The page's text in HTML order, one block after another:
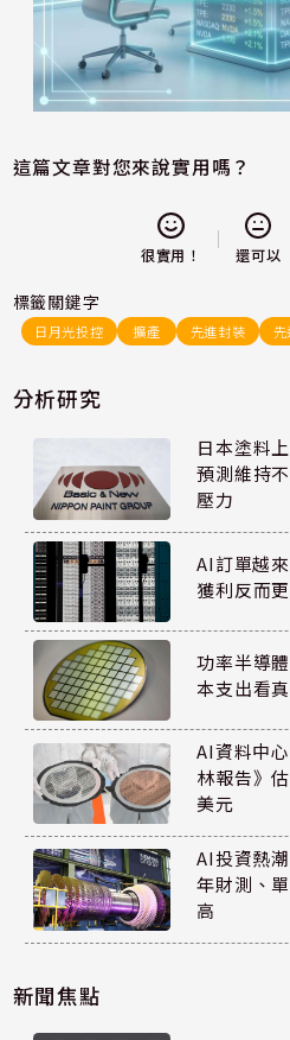
這篇文章對您來說實用嗎？
很實用！ 還可以
標籤關鍵字
日月光投控 擴產 先進封裝 先
分析研究
日本塗料
預測維持
壓力
AI訂單越
獲利反而
功率半導
本支出看
AI資料中
林報告》
美元
AI投資熱
年財測、
高
新聞焦點